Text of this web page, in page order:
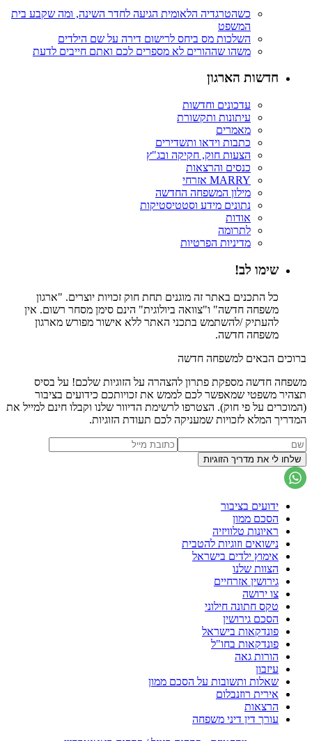
כשהטרגדיה הלאומית הגיעה לחדר השינה, ומה שקבע בית
המשפט
השלכות מס ביחס לרישום דירה על שם הילדים
משהו שההורים לא מספרים לכם ואתם חייבים לדעת
חדשות הארגון
עדכונים וחדשות
עיתונות ותקשורת
מאמרים
כתבות וידאו ותשדירים
הצעות חוק, חקיקה ובג"ץ
כנסים והרצאות
MARRY אזרחי
מילון המשפחה החדשה
נתונים מידע וסטטיסטיקות
אודות
לתרומה
מדיניות הפרטיות
שימו לב!
כל התכנים באתר זה מוגנים תחת חוק זכויות יוצרים. "ארגון
משפחה חדשה" ו"צוואה ביולוגית" הינם סימן מסחר רשום. אין
להעתיק /להשתמש בתכני האתר ללא אישור מפורש מארגון
משפחה חדשה.
ברוכים הבאים למשפחה חדשה
משפחה חדשה מספקת פתרון להצהרה על הזוגיות שלכם! על בסיס
תצהיר משפטי שמאפשר לכם לממש את זכויותכם כידועים בציבור
(המוכרים על פי חוק). הצטרפו לרשימת הדיוור שלנו וקבלו חינם למייל את
המדריך המלא לזכויות שמעניקה לכם תעודת הזוגיות.
ידועים בציבור
הסכם ממון
ראיונות טלוויזיה
נישואים וזוגיות להטבית
אימוץ ילדים בישראל
הצוות שלנו
גירושין אזרחיים
צו ירושה
טקס חתונה חילוני
הסכם גירושין
פונדקאות בישראל
פונדקאות בחו"ל
הורות גאה
עיזבון
שאלות ותשובות על הסכם ממון
אירית רוזנבלום
הרצאות
עורך דין דיני משפחה